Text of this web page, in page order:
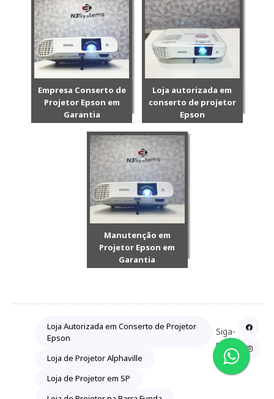
Empresa Conserto de
Projetor Epson em
Garantia
Loja autorizada em
conserto de projetor
Epson
Manutenção em
Projetor Epson em
Garantia
Loja Autorizada em Conserto de Projetor
Epson
Loja de Projetor Alphaville
Loja de Projetor em SP
Siga-
nos: